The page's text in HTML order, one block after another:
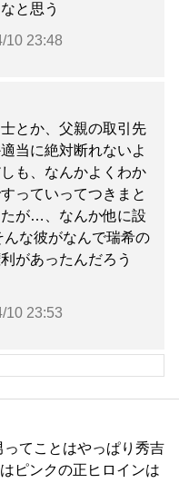
と思う
10 23:48
とか、父親の取引先
当に絶対断れないよ
も、なんかよくわか
っていってつきまと
が…、なんか他に設
んな彼がなんで瑞希の
があったんだろう
10 23:53
てことはやっぱり秀吉
ピンクの正ヒロインは